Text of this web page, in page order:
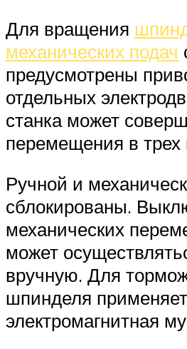
Для вращения
механических подач
предусмотрены
отдельных
станка может
перемещения в трех
Ручной и
сблокированы.
механических
может
вручную. Для
шпинделя
электромагнитная